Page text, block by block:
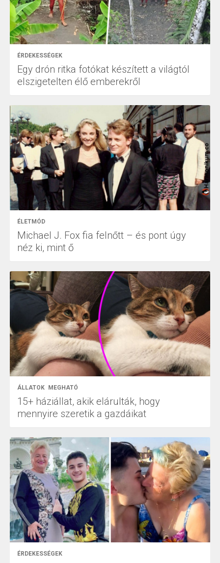
ÉRDEKESSÉGEK
Egy drón ritka fotókat készített a világtól
elszigetelten élő emberekről
ÉLETMÓD
Michael J. Fox fia felnőtt – és pont úgy
néz ki, mint ő
ÁLLATOK MEGHATÓ
15+ háziállat, akik elárulták, hogy
mennyire szeretik a gazdáikat
ÉRDEKESSÉGEK